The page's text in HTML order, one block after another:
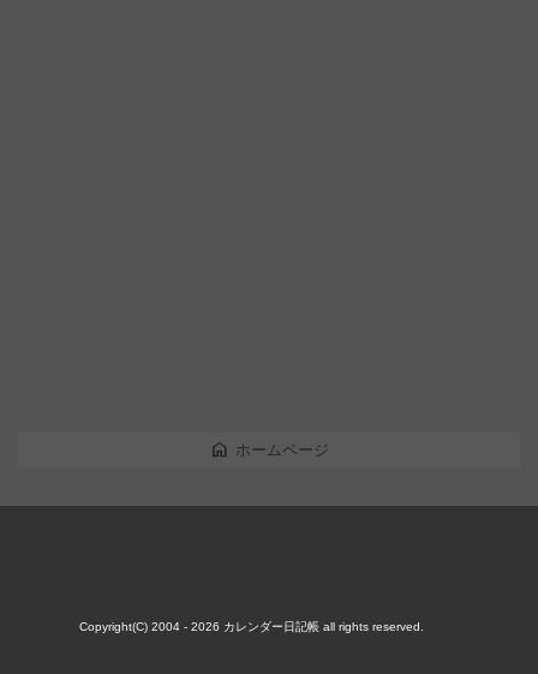
home ホームページ
Copyright(C) 2004 - 2026 カレンダー日記帳all rights reserved.